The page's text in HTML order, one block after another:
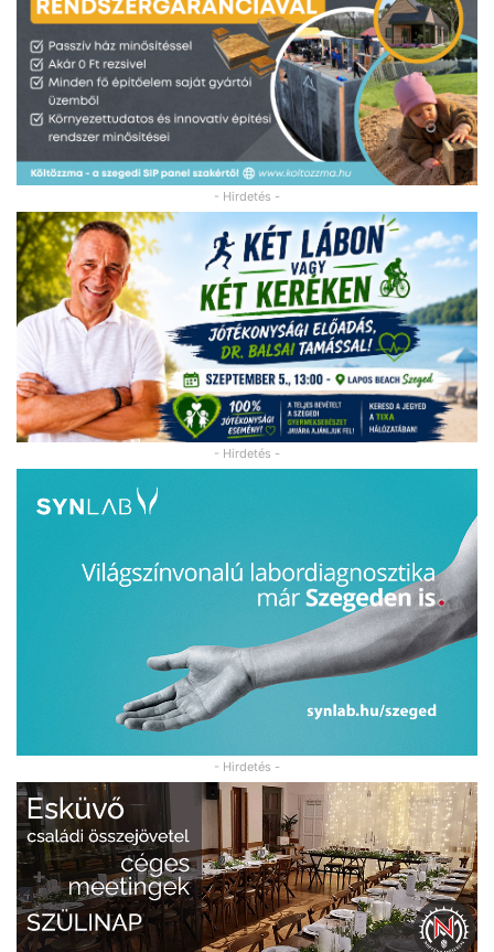
- Hirdetés -
- Hirdetés -
- Hirdetés -